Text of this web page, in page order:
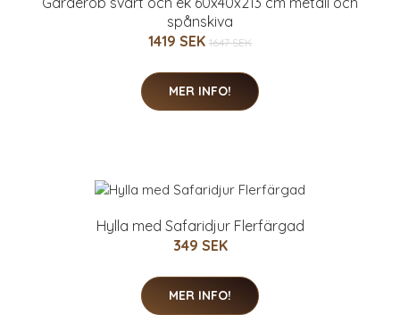
spånskiva
1419 SEK 1647 SEK
MER INFO!
Hylla med Safaridjur Flerfärgad
349 SEK
MER INFO!